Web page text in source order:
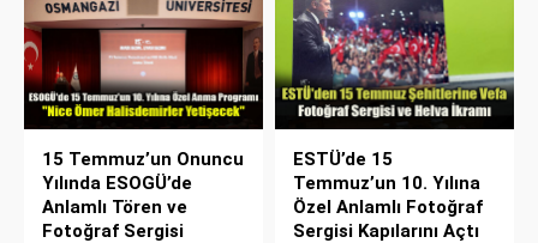
15 Temmuz’un Onuncu
Yılında ESOGÜ’de
Anlamlı Tören ve
Fotoğraf Sergisi
ESTÜ’de 15
Temmuz’un 10. Yılına
Özel Anlamlı Fotoğraf
Sergisi Kapılarını Açtı